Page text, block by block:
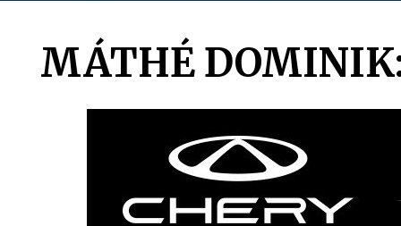
MÁTHÉ